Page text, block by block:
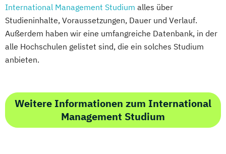
International Management Studium alles über
Studieninhalte, Voraussetzungen, Dauer und Verlauf.
Außerdem haben wir eine umfangreiche Datenbank, in der
alle Hochschulen gelistet sind, die ein solches Studium
anbieten.
Weitere Informationen zum International
Management Studium